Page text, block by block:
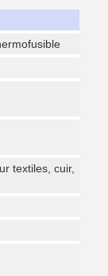
textiles, cuir,